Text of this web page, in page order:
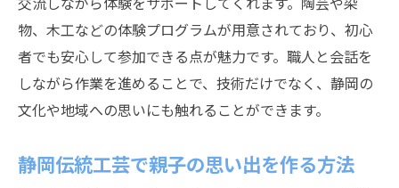
物、木工などの体験プログラムが用意されており、初心
者でも安心して参加できる点が魅力です。職人と会話を
しながら作業を進めることで、技術だけでなく、静岡の
文化や地域への思いにも触れることができます。
静岡伝統工芸で親子の思い出を作る方法